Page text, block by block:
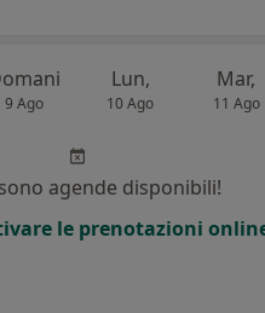
9 Ago
Lun,
10 Ago
Mar,
11 Ago
agende disponibili!
le prenotazioni